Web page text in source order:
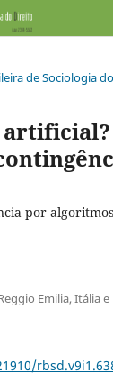
de Sociologia
por algoritmos
Emilia, Itália